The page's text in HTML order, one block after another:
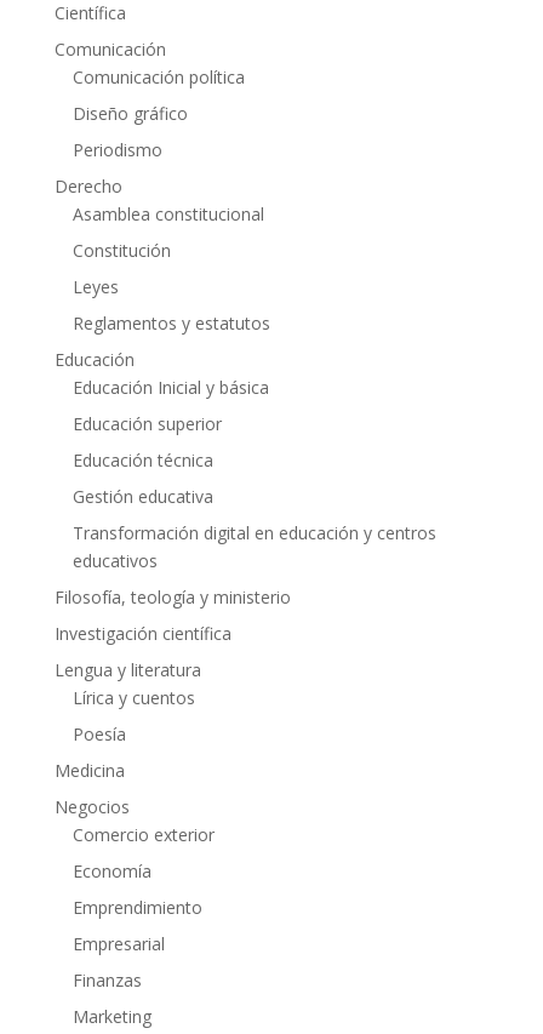
Científica
Comunicación
Comunicación política
Diseño gráfico
Periodismo
Derecho
Asamblea constitucional
Constitución
Leyes
Reglamentos y estatutos
Educación
Educación Inicial y básica
Educación superior
Educación técnica
Gestión educativa
Transformación digital en educación y centros
educativos
Filosofía, teología y ministerio
Investigación científica
Lengua y literatura
Lírica y cuentos
Poesía
Medicina
Negocios
Comercio exterior
Economía
Emprendimiento
Empresarial
Finanzas
Marketing